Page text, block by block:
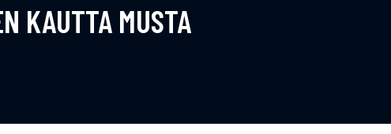
KAUTTA MUSTA